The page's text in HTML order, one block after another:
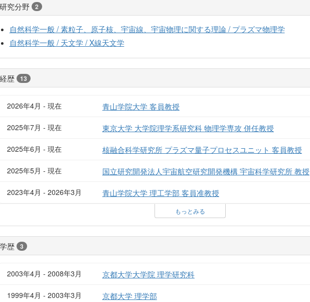
研究分野 2
自然科学一般 / 素粒子、原子核、宇宙線、宇宙物理に関する理論 / プラズマ物理学
自然科学一般 / 天文学 / X線天文学
経歴 13
2026年4月 - 現在 青山学院大学 客員教授
2025年7月 - 現在 東京大学 大学院理学系研究科 物理学専攻 併任教授
2025年6月 - 現在 核融合科学研究所 プラズマ量子プロセスユニット 客員教授
2025年5月 - 現在 国立研究開発法人宇宙航空研究開発機構 宇宙科学研究所 教授
2023年4月 - 2026年3月 青山学院大学 理工学部 客員准教授
もっとみる
学歴 3
2003年4月 - 2008年3月 京都大学大学院 理学研究科
1999年4月 - 2003年3月 京都大学 理学部